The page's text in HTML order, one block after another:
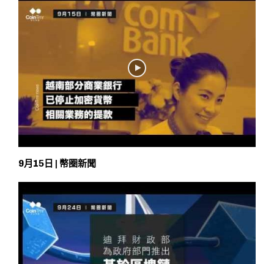
9月15日 | 幣圈新聞